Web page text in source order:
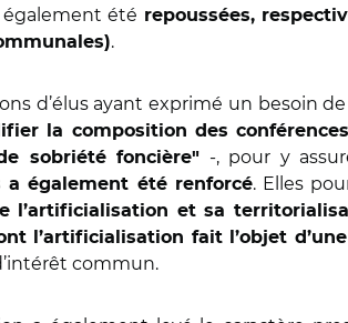
été repoussées,
.
d’élus ayant exprimé un besoin
la composition des
sobriété foncière"
-, pour y
a également été renforcé. Elles
l’artificialisation et sa
l’artificialisation fait l’objet
commun.